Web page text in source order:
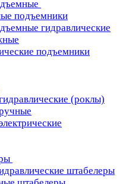
подъемники
гидравлические
подъемники
(роклы)
штабелеры